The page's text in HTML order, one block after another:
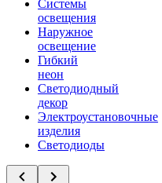
Системы
освещения
Наружное
освещение
Гибкий
неон
Светодиодный
декор
Электроустановочные
изделия
Светодиоды